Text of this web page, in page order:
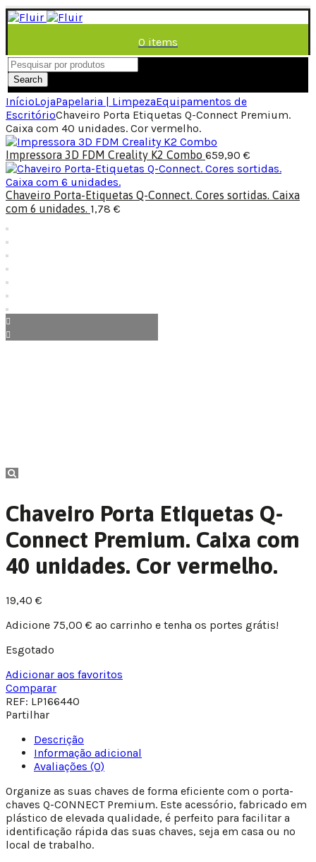
0 items
/ 0,00€
Menu
Search
InícioLojaPapelaria | LimpezaEquipamentos de
EscritórioChaveiro Porta Etiquetas Q-Connect Premium.
Caixa com 40 unidades. Cor vermelho.
Impressora 3D FDM Creality K2 Combo 659,90 €
Chaveiro Porta-Etiquetas Q-Connect. Cores sortidas. Caixa
com 6 unidades. 1,78 €
Chaveiro Porta Etiquetas Q-
Connect Premium. Caixa com
40 unidades. Cor vermelho.
19,40 €
Adicione 75,00 € ao carrinho e tenha os portes grátis!
Esgotado
Adicionar aos favoritos
Comparar
REF: LP166440
Partilhar
Descrição
Informação adicional
Avaliações (0)
Organize as suas chaves de forma eficiente com o porta-
chaves Q-CONNECT Premium. Este acessório, fabricado em
plástico de elevada qualidade, é perfeito para facilitar a
identificação rápida das suas chaves, seja em casa ou no
local de trabalho.